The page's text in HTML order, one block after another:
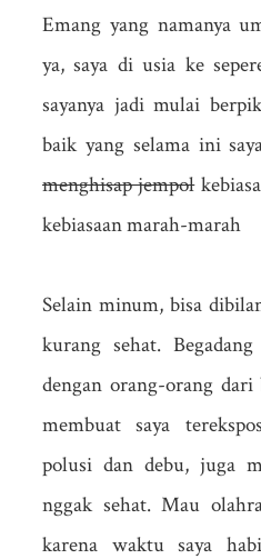
Emang yang namanya
ya, saya di usia ke
sayanya jadi mulai
baik yang selama ini
menghisap jempol
kebiasaan marah-marah
Selain minum, bisa
kurang sehat.
dengan orang-orang
membuat saya
polusi dan debu, juga
nggak sehat. Mau
karena waktu saya